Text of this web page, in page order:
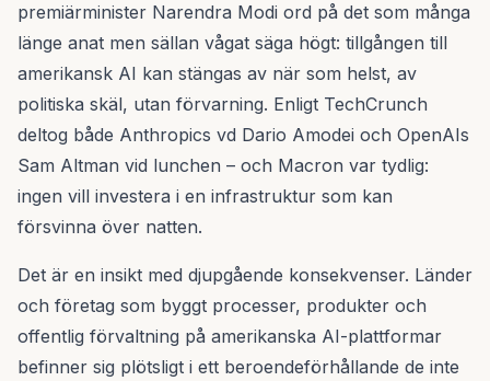
premiärminister Narendra Modi ord på det som många
länge anat men sällan vågat säga högt: tillgången till
amerikansk AI kan stängas av när som helst, av
politiska skäl, utan förvarning. Enligt TechCrunch
deltog både Anthropics vd Dario Amodei och OpenAIs
Sam Altman vid lunchen – och Macron var tydlig:
ingen vill investera i en infrastruktur som kan
försvinna över natten.
Det är en insikt med djupgående konsekvenser. Länder
och företag som byggt processer, produkter och
offentlig förvaltning på amerikanska AI-plattformar
befinner sig plötsligt i ett beroendeförhållande de inte